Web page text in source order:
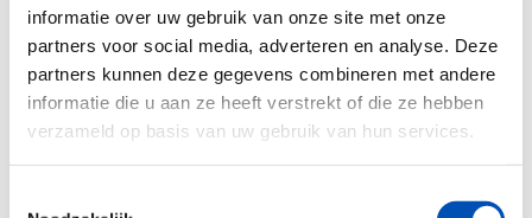
informatie over uw gebruik van onze site met onze
partners voor social media, adverteren en analyse. Deze
partners kunnen deze gegevens combineren met andere
informatie die u aan ze heeft verstrekt of die ze hebben
verzameld op basis van uw gebruik van hun services.
makkelijker is om financiering te verkrijgen.
Hiermee lekt Nederlandse kennis weg, verliezen
we werkgelegenheid en bereiken innovatieve
producten niet de maatschappij.